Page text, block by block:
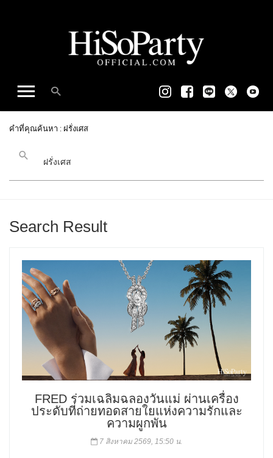
คำที่คุณค้นหา : ฝรั่งเศส
Search Result
FRED ร่วมเฉลิมฉลองวันแม่ ผ่านเครื่อง
ประดับที่ถ่ายทอดสายใยแห่งความรักและ
ความผูกพัน
7 สิงหาคม 2569, 15:50 น.